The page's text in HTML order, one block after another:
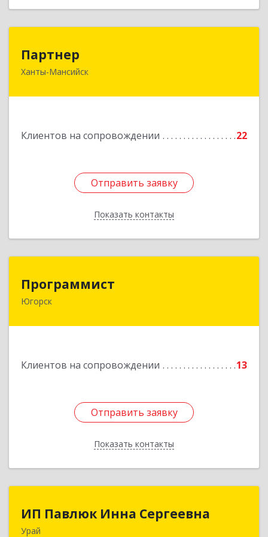
Партнер
Ханты-Мансийск
Клиентов на сопровождении 22
Отправить заявку
Показать контакты
628012, Ханты-Мансийский Автономный округ
Подробнее
Отправить заявку
Назад
Программист
Югорск
Клиентов на сопровождении 13
Отправить заявку
Показать контакты
628264, Ханты-Мансийский Автономный округ
Подробнее
Отправить заявку
Назад
ИП Павлюк Инна Сергеевна
Урай
628284, Ханты-Мансийский Автономный округ